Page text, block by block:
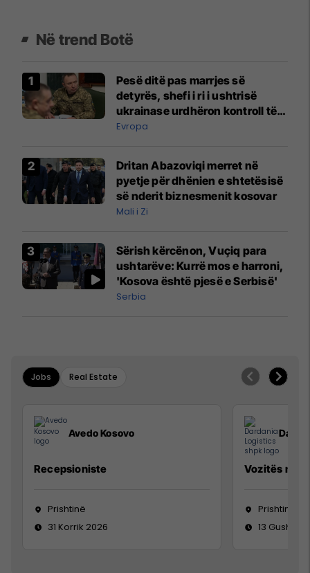
Në trend Botë
Pesë ditë pas marrjes së
detyrës, shefi i ri i ushtrisë
ukrainase urdhëron kontroll të
madh
Evropa
Dritan Abazoviqi merret në
pyetje për dhënien e shtetësisë
së nderit biznesmenit kosovar
Mali i Zi
Sërish kërcënon, Vuçiq para
ushtarëve: Kurrë mos e harroni,
'Kosova është pjesë e Serbisë'
Serbia
Jobs Real Estate
Avedo Kosovo
Recepsioniste
Prishtinë
31 Korrik 2026
Vozitës me
Prishtinë
13 Gusht